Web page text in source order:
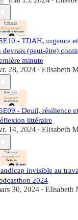
- TDAH, urgence
devrais (peut-être)
minute
28, 2024 • Elisabeth
- Deuil, résilience
littéraire
14, 2024 • Elisabeth
invisible au
2024
30, 2024 • Elisabeth